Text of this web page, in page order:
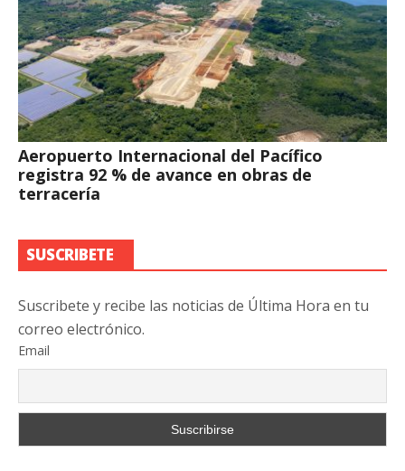
Aeropuerto Internacional del Pacífico
registra 92 % de avance en obras de
terracería
SUSCRIBETE
Suscribete y recibe las noticias de Última Hora en tu
correo electrónico.
Email